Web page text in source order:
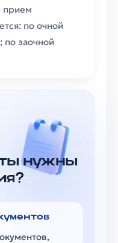
прием
по очной
по заочной
нужны